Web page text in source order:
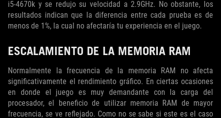
i5-4670k y se redujo su velocidad a 2.9GHz. No obstante, los
resultados indican que la diferencia entre cada prueba es de
menos de 1%, la cual no afectaría tu experiencia en el juego.
ESCALAMIENTO DE LA MEMORIA RAM
Normalmente la frecuencia de la memoria RAM no afecta
significativamente el rendimiento gráfico. En ciertas ocasiones
en donde el juego es muy demandante con la carga del
procesador, el beneficio de utilizar memoria RAM de mayor
frecuencia, se ve reflejado. Como no se sabe si este es el caso